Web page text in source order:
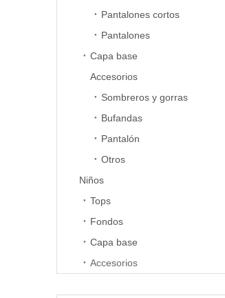
Pantalones cortos
Pantalones
Capa base
Accesorios
Sombreros y gorras
Bufandas
Pantalón
Otros
Niños
Tops
Fondos
Capa base
Accesorios